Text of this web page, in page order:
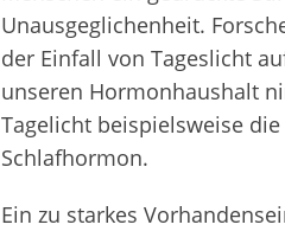
Unausgeglichenheit.
der Einfall von Tageslicht
unseren Hormonhaushalt
Tagelicht beispielsweise
Schlafhormon.
Ein zu starkes